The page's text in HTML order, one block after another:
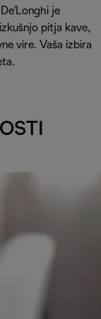
je
pitja kave,
vire. Vaša izbira